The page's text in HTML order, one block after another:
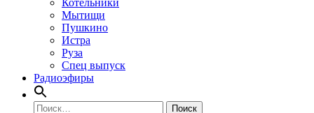
Котельники
Мытищи
Пушкино
Истра
Руза
Спец выпуск
Радиоэфиры
Найти: